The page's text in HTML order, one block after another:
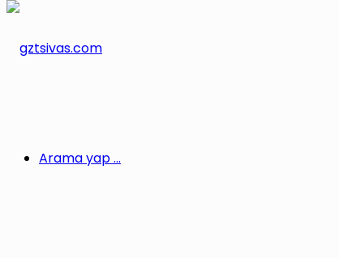
Arama yap ...